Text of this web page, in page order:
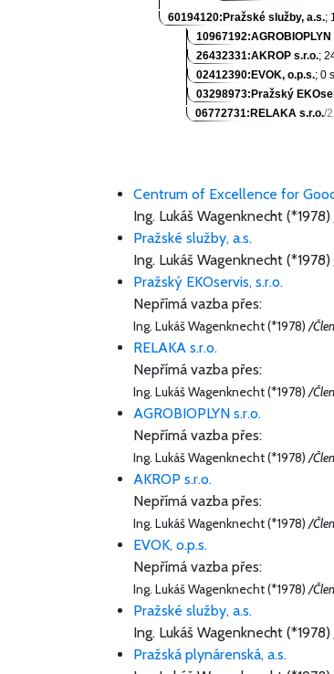
60194120:Pražské služby, a.s.;
10967192:AGROBIOPLYN
26432331:AKROP s.r.o.;
02412390:EVOK, o.p.s.; 0
03298973:Pražský
06772731:RELAKA s.r.o./
Centrum of Excellence for
Ing. Lukáš Wagenknecht (*1978)
Pražské služby, a.s.
Ing. Lukáš Wagenknecht (*1978)
Pražský EKOservis, s.r.o.
Nepřímá vazba přes:
Ing. Lukáš Wagenknecht (*1978) /
RELAKA s.r.o.
Nepřímá vazba přes:
Ing. Lukáš Wagenknecht (*1978) /
AGROBIOPLYN s.r.o.
Nepřímá vazba přes:
Ing. Lukáš Wagenknecht (*1978) /
AKROP s.r.o.
Nepřímá vazba přes:
Ing. Lukáš Wagenknecht (*1978) /
EVOK, o.p.s.
Nepřímá vazba přes:
Ing. Lukáš Wagenknecht (*1978) /
Pražské služby, a.s.
Ing. Lukáš Wagenknecht (*1978)
Pražská plynárenská, a.s.